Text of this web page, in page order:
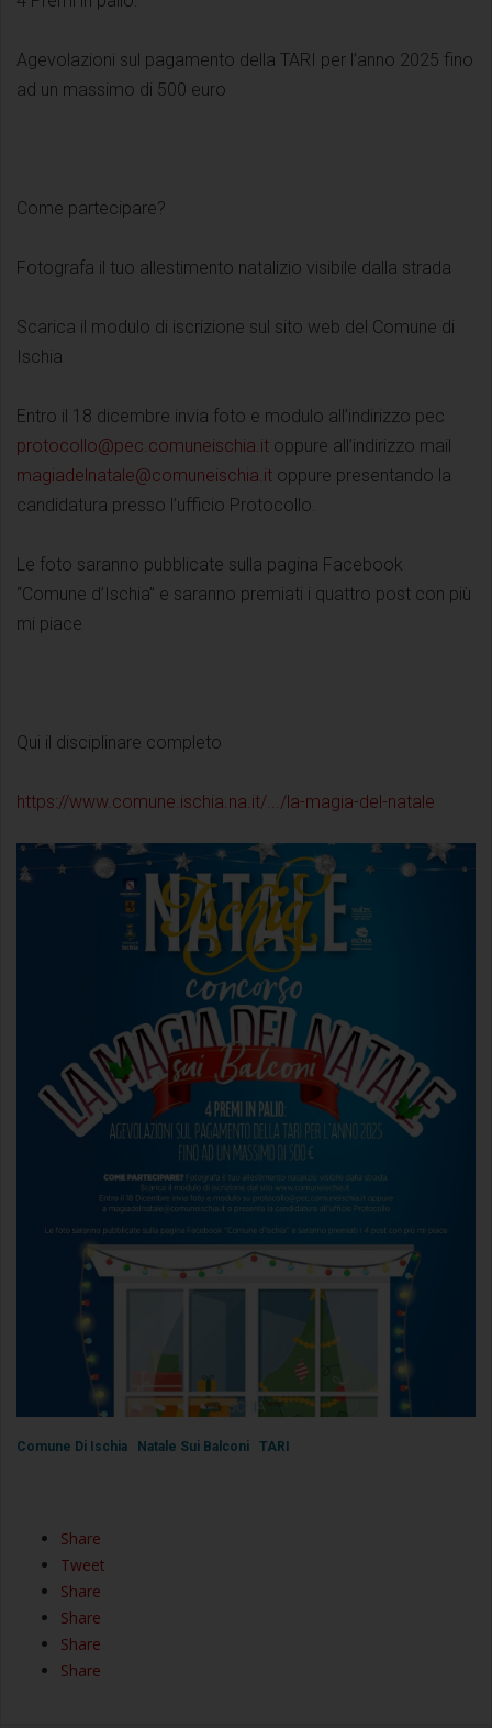
Agevolazioni sul pagamento della TARI per l’anno 2025 fino
ad un massimo di 500 euro
Come partecipare?
Fotografa il tuo allestimento natalizio visibile dalla strada
Scarica il modulo di iscrizione sul sito web del Comune di
Ischia
Entro il 18 dicembre invia foto e modulo all’indirizzo pec
protocollo@pec.comuneischia.it oppure all’indirizzo mail
magiadelnatale@comuneischia.it oppure presentando la
candidatura presso l’ufficio Protocollo.
Le foto saranno pubblicate sulla pagina Facebook
“Comune d’Ischia” e saranno premiati i quattro post con più
mi piace
Qui il disciplinare completo
https://www.comune.ischia.na.it/.../la-magia-del-natale
Comune Di Ischia Natale Sui Balconi TARI
Share
Tweet
Share
Share
Share
Share